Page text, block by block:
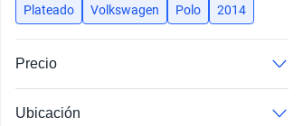
Busca por marca
Busca por versión
Plateado Volkswagen Polo 2014
Precio
Ubicación